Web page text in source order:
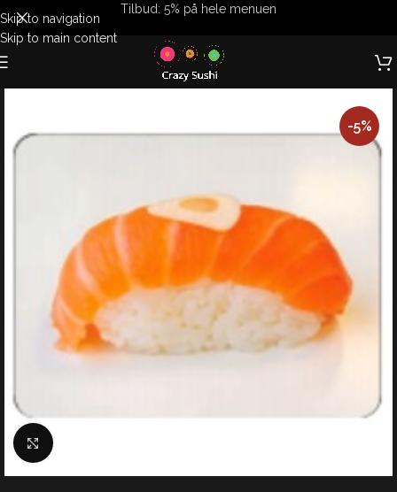
Skip to navigation
Skip to main content
Tilbud: 5% på hele menuen
-5%
Klik for at forstørre